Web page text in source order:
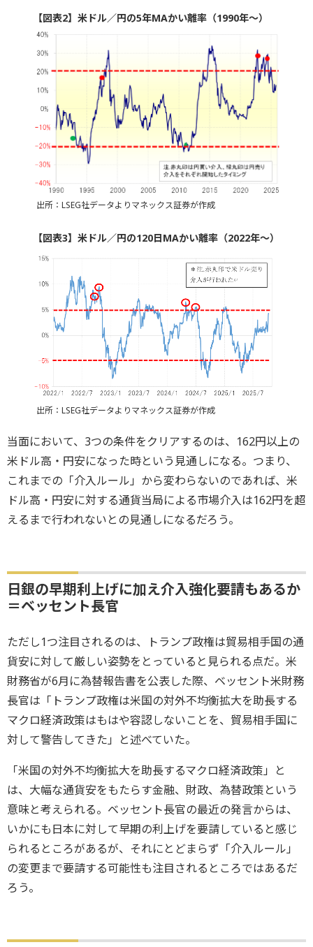
【図表2】米ドル／円の5年MAかい離率（1990年～）
出所：LSEG社データよりマネックス証券が作成
【図表3】米ドル／円の120日MAかい離率（2022年～）
出所：LSEG社データよりマネックス証券が作成
当面において、3つの条件をクリアするのは、162円以上の
米ドル高・円安になった時という見通しになる。つまり、
これまでの「介入ルール」から変わらないのであれば、米
ドル高・円安に対する通貨当局による市場介入は162円を超
えるまで行われないとの見通しになるだろう。
日銀の早期利上げに加え介入強化要請もあるか
＝ベッセント長官
ただし1つ注目されるのは、トランプ政権は貿易相手国の通
貨安に対して厳しい姿勢をとっていると見られる点だ。米
財務省が6月に為替報告書を公表した際、ベッセント米財務
長官は「トランプ政権は米国の対外不均衡拡大を助長する
マクロ経済政策はもはや容認しないことを、貿易相手国に
対して警告してきた」と述べていた。
「米国の対外不均衡拡大を助長するマクロ経済政策」と
は、大幅な通貨安をもたらす金融、財政、為替政策という
意味と考えられる。ベッセント長官の最近の発言からは、
いかにも日本に対して早期の利上げを要請していると感じ
られるところがあるが、それにとどまらず「介入ルール」
の変更まで要請する可能性も注目されるところではあるだ
ろう。